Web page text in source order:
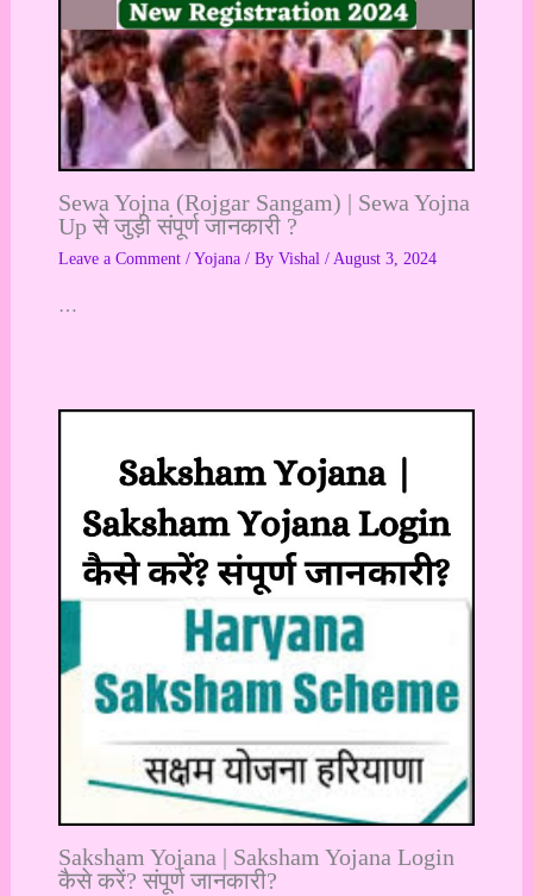
Sewa Yojna (Rojgar Sangam) | Sewa Yojna
Up से जुड़ी संपूर्ण जानकारी ?
Leave a Comment / Yojana/ By Vishal / August 3, 2024
…
Saksham Yojana | Saksham Yojana Login
कैसे करें? संपूर्ण जानकारी?